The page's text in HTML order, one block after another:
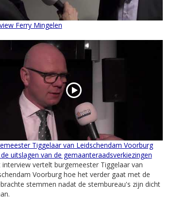
Ferry Mingelen
Tiggelaar van Leidschendam Voorburg
uitslagen van de gemaanteraadsverkiezingen
interview vertelt burgemeester Tiggelaar van
Voorburg hoe het verder gaat met de
stemmen nadat de stembureau's zijn dicht